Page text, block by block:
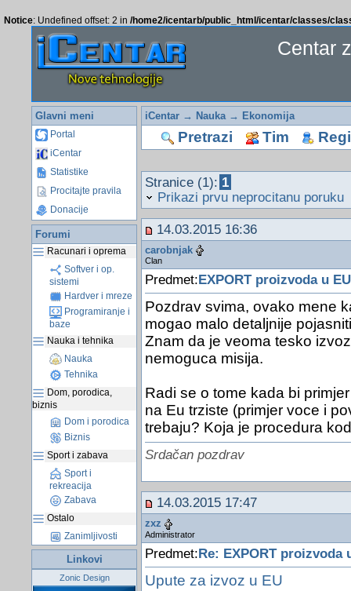
Notice: Undefined offset: 2 in /home2/icentarb/public_html/icentar/classes/
Centar
Glavni meni
Portal
iCentar
Statistike
Procitajte pravila
Donacije
Forumi
Racunari i oprema
Softver i op.
sistemi
Hardver i mreze
Programiranje i
baze
Nauka i tehnika
Nauka
Tehnika
Dom, porodica,
biznis
Dom i porodica
Biznis
Sport i zabava
Sport i
rekreacija
Zabava
Ostalo
Zanimljivosti
Linkovi
Zonic Design
iCentar→ Nauka→ Ekonomija
Pretrazi Tim
Stranice (1): 1
Prikazi prvu neprocitanu poruku
14.03.2015 16:36
carobnjak
Clan
Predmet: EXPORT proizvoda u EU
Pozdrav svima, ovako mene
mogao malo detaljnije
Znam da je veoma tesko
nemoguca misija.
Radi se o tome kada bi
na Eu trziste (primjer voce i
trebaju? Koja je procedura
Srdačan pozdrav
14.03.2015 17:47
zxz
Administrator
Predmet:Re: EXPORT proizvoda
Upute za izvoz u EU